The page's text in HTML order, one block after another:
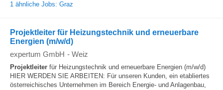
1 ähnliche Jobs: Graz
Projektleiter für Heizungstechnik und erneuerbare
Energien (m/w/d)
expertum GmbH - Weiz
Projektleiter für Heizungstechnik und erneuerbare Energien (m/w/d)
HIER WERDEN SIE ARBEITEN: Für unseren Kunden, ein etabliertes
österreichisches Unternehmen im Bereich Energie- und Anlagenbau,